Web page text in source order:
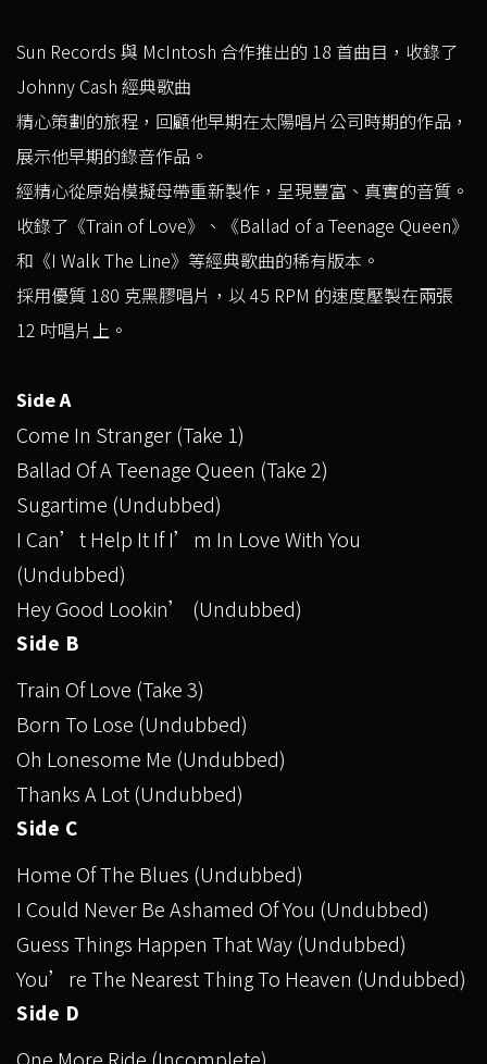
Sun Records 與 McIntosh 合作推出的 18 首曲目，收錄了
Johnny Cash 經典歌曲
精心策劃的旅程，回顧他早期在太陽唱片公司時期的作品，
展示他早期的錄音作品。
經精心從原始模擬母帶重新製作，呈現豐富、真實的音質。
收錄了《Train of Love》、《Ballad of a Teenage Queen》
和《I Walk The Line》等經典歌曲的稀有版本。
採用優質 180 克黑膠唱片，以 45 RPM 的速度壓製在兩張
12 吋唱片上。
Side A
Come In Stranger (Take 1)
Ballad Of A Teenage Queen (Take 2)
Sugartime (Undubbed)
I Can’t Help It If I’m In Love With You
(Undubbed)
Hey Good Lookin’ (Undubbed)
Side B
Train Of Love (Take 3)
Born To Lose (Undubbed)
Oh Lonesome Me (Undubbed)
Thanks A Lot (Undubbed)
Side C
Home Of The Blues (Undubbed)
I Could Never Be Ashamed Of You (Undubbed)
Guess Things Happen That Way (Undubbed)
You’re The Nearest Thing To Heaven (Undubbed)
Side D
One More Ride (Incomplete)